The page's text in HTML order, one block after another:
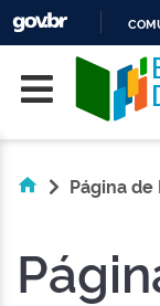
Skip navigation
Página de